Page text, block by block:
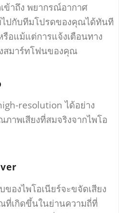
ข้าถึง พยากรณ์อากาศ
ไปกับทีมโปรดของคุณได้ทันที
แม้แต่การแจ้งเตือนทาง
สมาร์ทโฟนของคุณ
resolution ได้อย่าง
าพเสียงที่สมจริงจากไพโอ
องไพโอเนียร์จะขจัดเสียง
เกิดขึ้นในย่านความถี่ที่